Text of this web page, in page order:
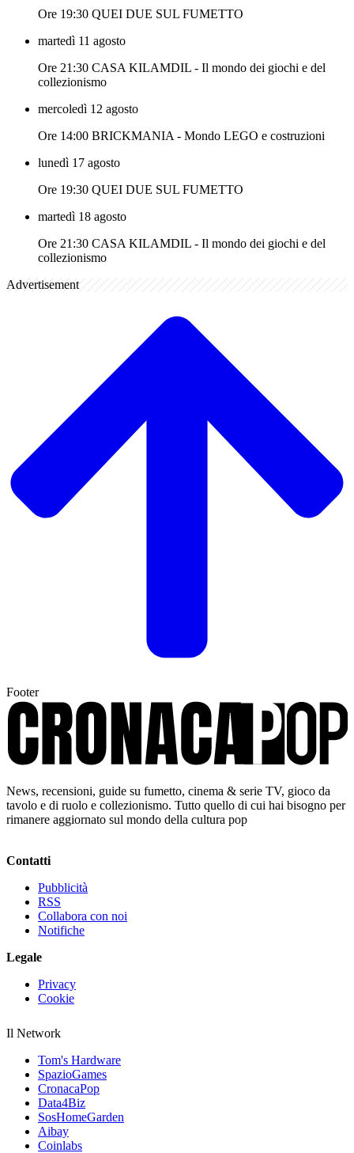
Ore 19:30 QUEI DUE SUL FUMETTO
martedì 11 agosto
Ore 21:30 CASA KILAMDIL - Il mondo dei giochi e del
collezionismo
mercoledì 12 agosto
Ore 14:00 BRICKMANIA - Mondo LEGO e costruzioni
lunedì 17 agosto
Ore 19:30 QUEI DUE SUL FUMETTO
martedì 18 agosto
Ore 21:30 CASA KILAMDIL - Il mondo dei giochi e del
collezionismo
Advertisement
Footer
News, recensioni, guide su fumetto, cinema & serie TV, gioco da
tavolo e di ruolo e collezionismo. Tutto quello di cui hai bisogno per
rimanere aggiornato sul mondo della cultura pop
Contatti
Pubblicità
RSS
Collabora con noi
Notifiche
Legale
Privacy
Cookie
Il Network
Tom's Hardware
SpazioGames
CronacaPop
Data4Biz
SosHomeGarden
Aibay
Coinlabs